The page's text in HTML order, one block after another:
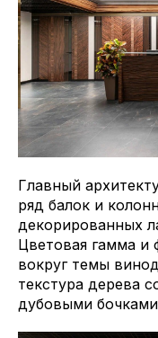
Главный
ряд балок и
декорированных
Цветовая гамма и
вокруг темы
текстура дерева
дубовыми